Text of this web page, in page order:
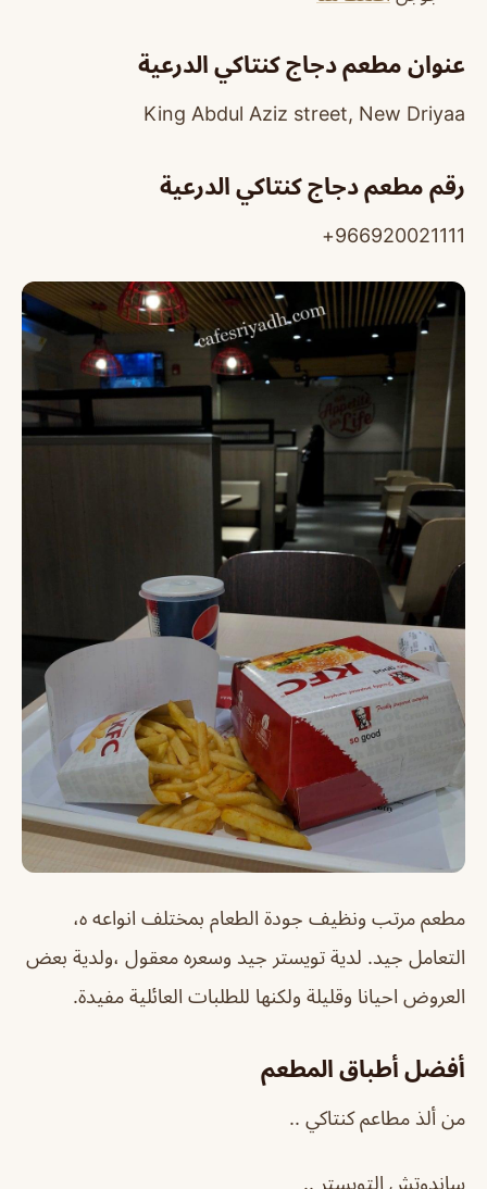
عنوان مطعم دجاج كنتاكي الدرعية
King Abdul Aziz street, New Driyaa
رقم مطعم دجاج كنتاكي الدرعية
966920021111+
مطعم مرتب ونظيف جودة الطعام بمختلف انواعه ه،
التعامل جيد. لدية تويستر جيد وسعره معقول ،ولدية بعض
العروض احيانا وقليلة ولكنها للطلبات العائلية مفيدة.
أفضل أطباق المطعم
من ألذ مطاعم كنتاكي ..
ساندوتش التويستر ..